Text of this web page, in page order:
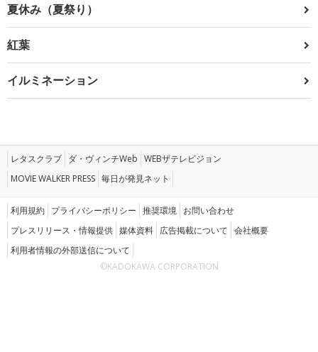
夏休み（夏祭り）
紅葉
イルミネーション
レタスクラブ ダ・ヴィンチWeb WEBザテレビジョン
MOVIE WALKER PRESS 毎日が発見ネット
利用規約 プライバシーポリシー 推奨環境 お問い合わせ
プレスリリース・情報提供 媒体資料 広告掲載について 会社概要
利用者情報の外部送信について
©KADOKAWA CORPORATION